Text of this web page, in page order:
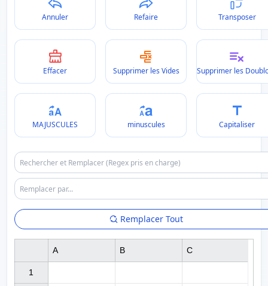
Annuler Refaire Transposer
Effacer Supprimer les Vides Supprimer les
MAJUSCULES minuscules Capitaliser
Remplacer Tout
1
A B C